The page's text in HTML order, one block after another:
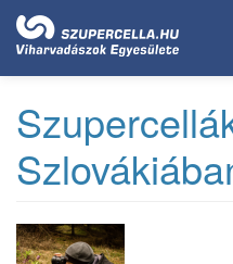
Ugrás
tartalomra